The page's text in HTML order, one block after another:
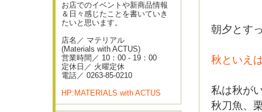
朝夕とす
秋といえ
私は秋が
秋刀魚、
お店でのイベントや新商品情報
＆日々感じたことを書いていき
たいと思います。
店名／ マテリアル
(Materials with ACTUS)
営業時間／ 10：00 - 19：00
定休日／ 火曜定休
電話／ 0263-85-0210
HP:MATERIALS with ACTUS